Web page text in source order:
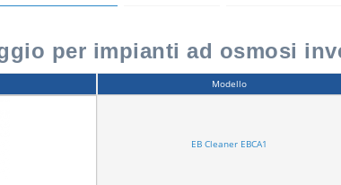
per impianti ad osmosi
Modello
EB Cleaner EBCA1